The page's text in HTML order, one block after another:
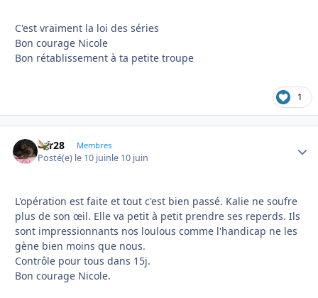
C'est vraiment la loi des séries
Bon courage Nicole
Bon rétablissement à ta petite troupe
1
frfr28 Membres
Posté(e) le 10 juinle 10 juin
L'opération est faite et tout c'est bien passé. Kalie ne soufre
plus de son œil. Elle va petit à petit prendre ses reperds. Ils
sont impressionnants nos loulous comme l'handicap ne les
gène bien moins que nous.
Contrôle pour tous dans 15j.
Bon courage Nicole.